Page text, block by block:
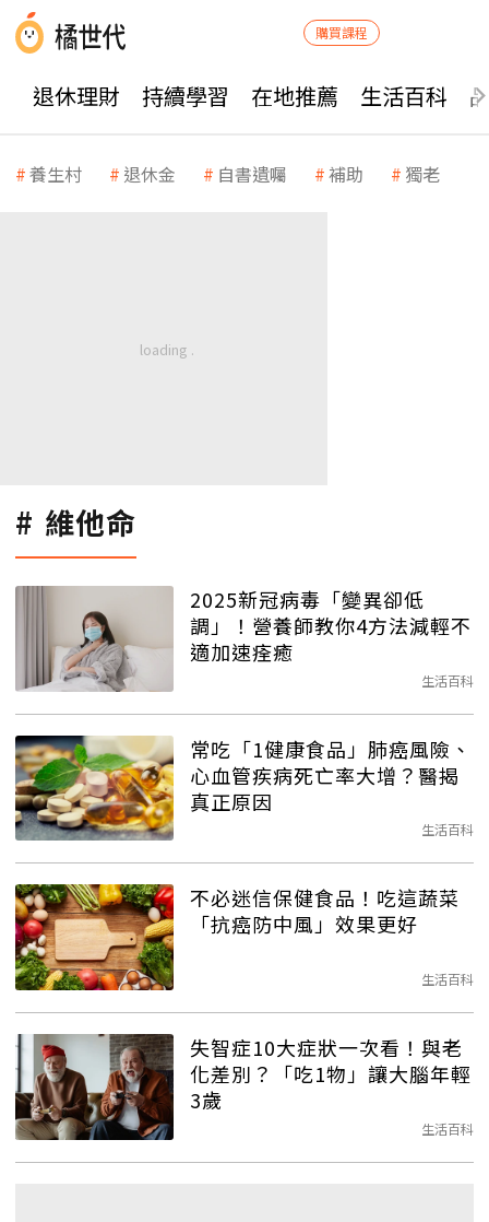
購買課程
退休理財 持續學習 在地推薦 生活百科
養生村 退休金 自書遺囑 補助 獨老
維他命
2025新冠病毒「變異卻低
調」！營養師教你4方法減輕不
適加速痊癒
生活百科
常吃「1健康食品」肺癌風險、
心血管疾病死亡率大增？醫揭
真正原因
生活百科
不必迷信保健食品！吃這蔬菜
「抗癌防中風」效果更好
生活百科
失智症10大症狀一次看！與老
化差別？「吃1物」讓大腦年輕
3歲
生活百科